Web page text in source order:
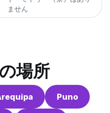
ません
場所
Puno